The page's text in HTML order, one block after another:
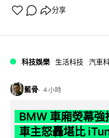
分享
科技娛樂 生活科技 汽車
藍骨 4 小時
BMW 車廂熒幕
車主怒轟堪比